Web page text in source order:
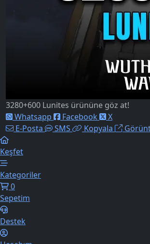
3280+600 Lunites ürününe göz at!
Whatsapp
Facebook
X
E-Posta
SMS Kopyala
Keşfet
Kategoriler
0
Sepetim
Destek